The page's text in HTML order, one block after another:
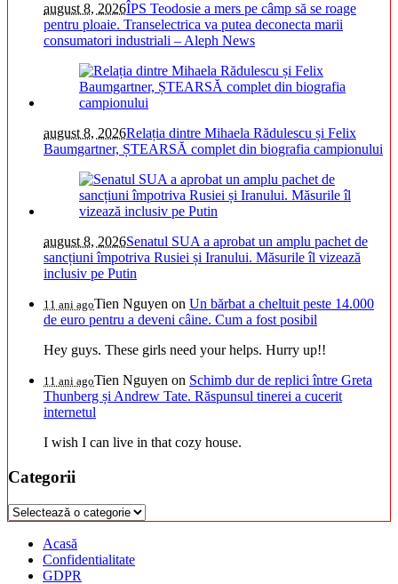
august 8, 2026ÎPS Teodosie a mers pe câmp să se roage
pentru ploaie. Transelectrica va putea deconecta marii
consumatori industriali – Aleph News
august 8, 2026Relația dintre Mihaela Rădulescu și Felix
Baumgartner, ȘTEARSĂ complet din biografia campionului
august 8, 2026Senatul SUA a aprobat un amplu pachet de
sancțiuni împotriva Rusiei și Iranului. Măsurile îl vizează
inclusiv pe Putin
11 ani agoTien Nguyen on Un bărbat a cheltuit peste 14.000
de euro pentru a deveni câine. Cum a fost posibil
Hey guys. These girls need your helps. Hurry up!!
11 ani agoTien Nguyen on Schimb dur de replici între Greta
Thunberg și Andrew Tate. Răspunsul tinerei a cucerit
internetul
I wish I can live in that cozy house.
Categorii
Categorii
Acasă
Confidentialitate
GDPR